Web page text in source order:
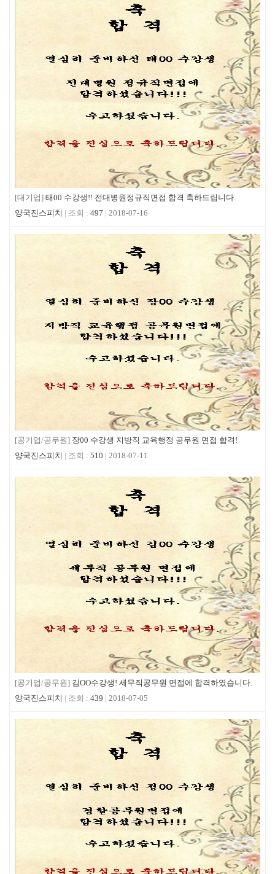
[대기업] 태00 수강생!! 전대병원정규직면접 합격 축하드립니다.
양국진스피치
497 2018-07-16
[공기업/공무원] 장00 수강생 지방직 교육행정 공무원 면접 합격!
양국진스피치
510 2018-07-11
[공기업/공무원] 김OO수강생! 세무직공무원 면접에 합격하였습니다.
양국진스피치
439 2018-07-05